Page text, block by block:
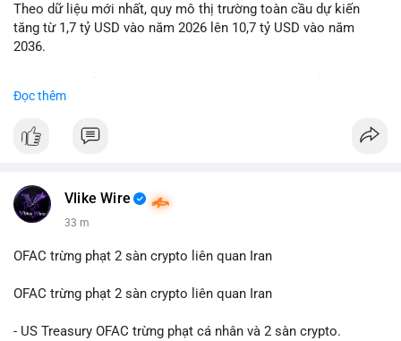
Lời khuyên: Nhà đầu tư nhỏ lẻ nên quan sát thêm 2-4 giờ sau
khi giao dịch được xác nhận, tránh hành động theo cảm xúc.
ưu tiên quản trị rủi ro trong giai đoạn biến động mạnh.
#btcmempool65k
Theo dữ liệu mới nhất, quy mô thị trường toàn cầu dự kiến
tăng từ 1,7 tỷ USD vào năm 2026 lên 10,7 tỷ USD vào năm
2036.
hàng năm (CAGR) ấn tượng lên tới 20,2%.
Điều gì đang thúc đẩy sự tăng trưởng vượt bậc này? Hãy cùng
Đọc thêm
Vlike Wire
33 m
OFAC trừng phạt 2 sàn crypto liên quan Iran
OFAC trừng phạt 2 sàn crypto liên quan Iran
- US Treasury OFAC trừng phạt cá nhân và 2 sàn crypto.